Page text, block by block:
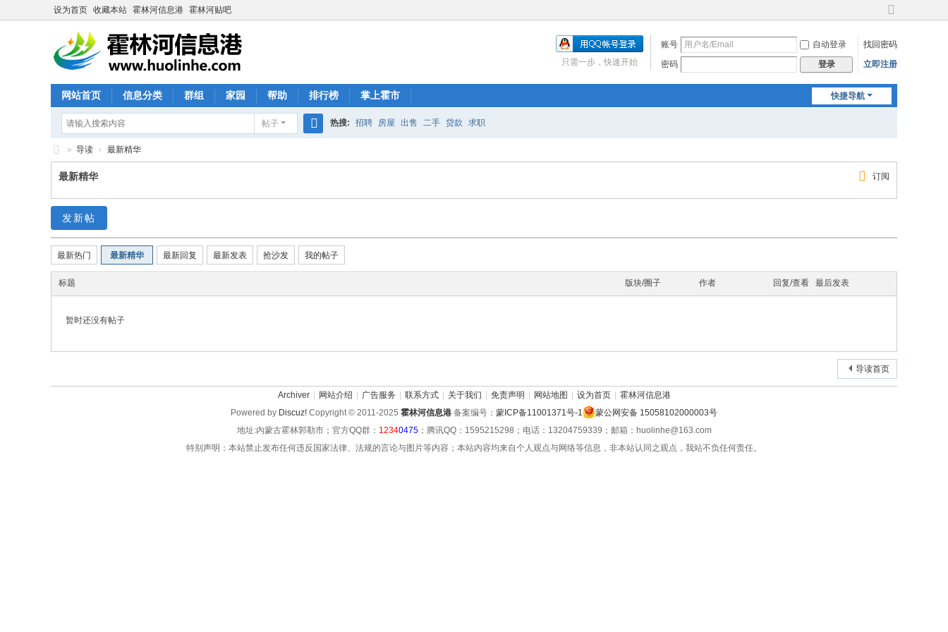
设为首页 收藏本站 霍林河信息港 霍林河贴吧
切
到
宽
账号 自动登录
找回密码
密码
登录 立即注册
只需一步，快速开始
快捷导航
网站首页 信息分类 群组 家园 帮助 排行榜 掌上霍市
帖子
索
热搜: 招聘 房屋 出售 二手 贷款 求职
霍
河
信
息
港
» 导读 › 最新精华
订阅
最新精华
发新帖
最新热门 最新精华 最新回复 最新发表 抢沙发 我的帖子
标题 版块/圈子 作者 回复/查看 最后发表
暂时还没有帖子
导读首页
Archiver 网站介绍 广告服务 联系方式 关于我们 免责声明 网站地图 设为首页
霍林河信息港
Powered by Discuz! Copyright © 2011-2025 霍林河信息港 备案编号： 蒙ICP备11001371号-1
蒙公网安备 15058102000003号
地址:内蒙古霍林郭勒市；官方QQ群： 12340475；腾讯QQ：1595215298；电话：13204759339；邮箱：huolinhe@163.com
特别声明：本站禁止发布任何违反国家法律、法规的言论与图片等内容；本站内容均来自个人观点与网络等信息，非本站认同之观点，我站不负任何责任。